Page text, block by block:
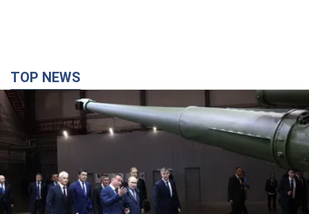
TOP NEWS